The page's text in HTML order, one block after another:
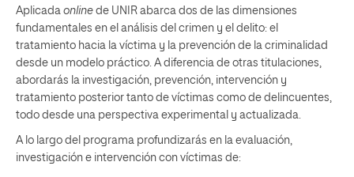
Aplicada online de UNIR abarca dos de las dimensiones
fundamentales en el análisis del crimen y el delito: el
tratamiento hacia la víctima y la prevención de la criminalidad
desde un modelo práctico. A diferencia de otras titulaciones,
abordarás la investigación, prevención, intervención y
tratamiento posterior tanto de víctimas como de delincuentes,
todo desde una perspectiva experimental y actualizada.
A lo largo del programa profundizarás en la evaluación,
investigación e intervención con víctimas de: